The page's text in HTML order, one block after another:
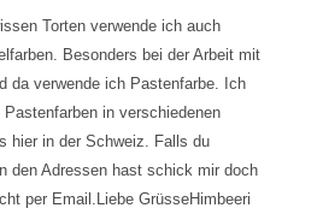
Torten verwende ich auch
Besonders bei der Arbeit mit
da verwende ich Pastenfarbe. Ich
Pastenfarben in verschiedenen
hier in der Schweiz. Falls du
den Adressen hast schick mir doch
per Email.Liebe GrüsseHimbeeri